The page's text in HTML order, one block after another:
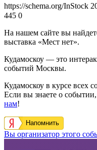
https://schema.org/InStock
445 0
На нашем сайте вы
выставка «Мест нет».
Кудамоскоу — это
событий Москвы.
Кудамоскоу в курсе всех
Если вы знаете о событии,
нам!
Напомнить
Вы организатор этого